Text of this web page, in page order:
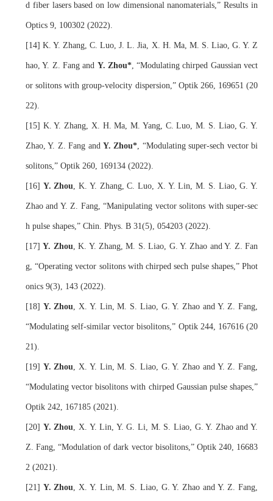
d fiber lasers based on low dimensional nanomaterials,” Results in
Optics 9, 100302 (2022).
[14] K. Y. Zhang, C. Luo, J. L. Jia, X. H. Ma, M. S. Liao, G. Y. Z
hao, Y. Z. Fang and Y. Zhou*, “Modulating chirped Gaussian vect
or solitons with group-velocity dispersion,” Optik 266, 169651 (20
22).
[15] K. Y. Zhang, X. H. Ma, M. Yang, C. Luo, M. S. Liao, G. Y.
Zhao, Y. Z. Fang and Y. Zhou*, “Modulating super-sech vector bi
solitons,” Optik 260, 169134 (2022).
[16] Y. Zhou, K. Y. Zhang, C. Luo, X. Y. Lin, M. S. Liao, G. Y.
Zhao and Y. Z. Fang, “Manipulating vector solitons with super-sec
h pulse shapes,” Chin. Phys. B 31(5), 054203 (2022).
[17] Y. Zhou, K. Y. Zhang, M. S. Liao, G. Y. Zhao and Y. Z. Fan
g, “Operating vector solitons with chirped sech pulse shapes,” Phot
onics 9(3), 143 (2022).
[18] Y. Zhou
“Modulating self-similar vector bisolitons,” Optik 244, 167616 (20
21).
[19] Y. Zhou
“Modulating vector bisolitons with chirped Gaussian pulse shapes,”
Optik 242, 167185 (2021).
[20] Y. Zhou, X. Y. Lin, Y. G. Li, M. S. Liao, G. Y. Zhao and Y.
Z. Fang, “Modulation of dark vector bisolitons,” Optik 240, 16683
2 (2021).
[21] Y. Zhou